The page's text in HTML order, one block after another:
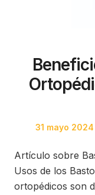
Posted
31 mayo 2024
Artículo sobre
Usos de los
ortopédicos son